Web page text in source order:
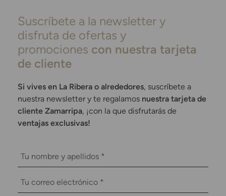
Suscríbete a la newsletter y
disfruta de ofertas y
promociones con nuestra tarjeta
de cliente
Si vives en La Ribera o alrededores, suscríbete a
nuestra newsletter y te regalamos nuestra tarjeta de
cliente Zamarripa, ¡con la que disfrutarás de
ventajas exclusivas!